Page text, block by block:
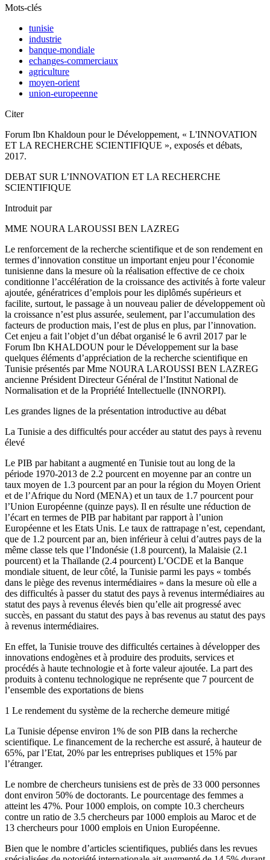
Mots-clés
tunisie
industrie
banque-mondiale
echanges-commerciaux
agriculture
moyen-orient
union-europeenne
Citer
Forum Ibn Khaldoun pour le Développement, « L'INNOVATION
ET LA RECHERCHE SCIENTIFIQUE », exposés et débats,
2017.
DEBAT SUR L’INNOVATION ET LA RECHERCHE
SCIENTIFIQUE
Introduit par
MME NOURA LAROUSSI BEN LAZREG
Le renforcement de la recherche scientifique et de son rendement en
termes d’innovation constitue un important enjeu pour l’économie
tunisienne dans la mesure où la réalisation effective de ce choix
conditionne l’accélération de la croissance des activités à forte valeur
ajoutée, génératrices d’emplois pour les diplômés supérieurs et
facilite, surtout, le passage à un nouveau palier de développement où
la croissance n’est plus assurée, seulement, par l’accumulation des
facteurs de production mais, l’est de plus en plus, par l’innovation.
Cet enjeu a fait l’objet d’un débat organisé le 6 avril 2017 par le
Forum Ibn KHALDOUN pour le Développement sur la base
quelques éléments d’appréciation de la recherche scientifique en
Tunisie présentés par Mme NOURA LAROUSSI BEN LAZREG
ancienne Président Directeur Général de l’Institut National de
Normalisation et de la Propriété Intellectuelle (INNORPI).
Les grandes lignes de la présentation introductive au débat
La Tunisie a des difficultés pour accéder au statut des pays à revenu
élevé
Le PIB par habitant a augmenté en Tunisie tout au long de la
période 1970-2013 de 2.2 pourcent en moyenne par an contre un
taux moyen de 1.3 pourcent par an pour la région du Moyen Orient
et de l’Afrique du Nord (MENA) et un taux de 1.7 pourcent pour
l’Union Européenne (quinze pays). Il en résulte une réduction de
l’écart en termes de PIB par habitant par rapport à l’union
Européenne et les Etats Unis. Le taux de rattrapage n’est, cependant,
que de 1.2 pourcent par an, bien inférieur à celui d’autres pays de la
même classe tels que l’Indonésie (1.8 pourcent), la Malaisie (2.1
pourcent) et la Thaïlande (2.4 pourcent) L’OCDE et la Banque
mondiale situent, de leur côté, la Tunisie parmi les pays « tombés
dans le piège des revenus intermédiaires » dans la mesure où elle a
des difficultés à passer du statut des pays à revenus intermédiaires au
statut des pays à revenus élevés bien qu’elle ait progressé avec
succès, en passant du statut des pays à bas revenus au statut des pays
à revenus intermédiaires.
En effet, la Tunisie trouve des difficultés certaines à développer des
innovations endogènes et à produire des produits, services et
procédés à haute technologie et à forte valeur ajoutée. La part des
produits à contenu technologique ne représente que 7 pourcent de
l’ensemble des exportations de biens
1 Le rendement du système de la recherche demeure mitigé
La Tunisie dépense environ 1% de son PIB dans la recherche
scientifique. Le financement de la recherche est assuré, à hauteur de
65%, par l’Etat, 20% par les entreprises publiques et 15% par
l’étranger.
Le nombre de chercheurs tunisiens est de près de 33 000 personnes
dont environ 50% de doctorants. Le pourcentage des femmes a
atteint les 47%. Pour 1000 emplois, on compte 10.3 chercheurs
contre un ratio de 3.5 chercheurs par 1000 emplois au Maroc et de
13 chercheurs pour 1000 emplois en Union Européenne.
Bien que le nombre d’articles scientifiques, publiés dans les revues